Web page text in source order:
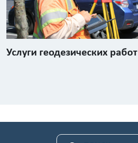
Услуги геодезических работ